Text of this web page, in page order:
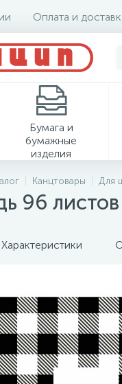
Оплата и
Бумага и
бумажные
изделия
Канцтовары Для
96
Характеристики